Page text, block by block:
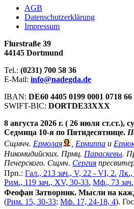
АGB
Datenschutzerklärung
Impressum
Flurstraße 39
44145 Dortmund
Tel.: (0231) 700 58 36
E-Mail: info@nadegda.de
IBAN: DE60 4405 0199 0001 0718 66
SWIFT-BIC: DORTDE33XXX
8 августа 2026 г. ( 26 июля ст.ст.),
Седмица 10-я по Пятидесятнице.
Сщмчч. Ермолая Ермиппа и
Никомидийских. Прмц. Параскевы.
Печерского. Сщмч. Сергия
Прп.: Гал., 213 зач., V, 22 - VI, 2. Лк.,
Рим., 119 зач., XV, 30-33. Мф., 73
Феофан Затворник. Мысли на
(Рим. 15, 30-33; Мф. 17, 24-18, 4).